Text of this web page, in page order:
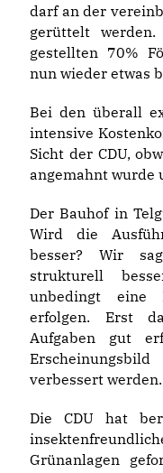
darf an der
gerüttelt
gestellten 70%
nun wieder etwas
Bei den überall
intensive
Sicht der CDU,
angemahnt wurde
Der Bauhof in
Wird die
besser? Wir
strukturell
unbedingt eine
erfolgen. Erst
Aufgaben gut
verbessert werden.
Die CDU hat
Grünanlagen